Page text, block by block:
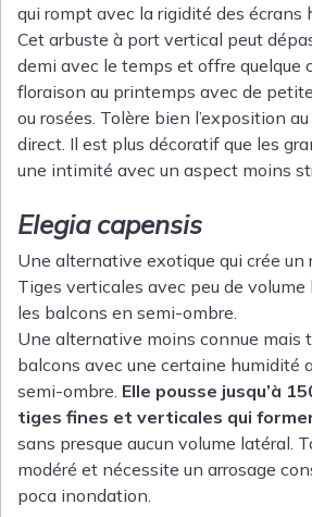
qui rompt avec la rigidité des écrans
Cet arbuste à port vertical peut
demi avec le temps et offre quelque
floraison au printemps avec de
ou rosées. Tolère bien l’exposition
direct. Il est plus décoratif que les
une intimité avec un aspect moins
Elegia capensis
Une alternative exotique qui crée un
Tiges verticales avec peu de volume
les balcons en semi-ombre.
Une alternative moins connue mais
balcons avec une certaine humidité
semi-ombre. Elle pousse jusqu’à
tiges fines et verticales qui
sans presque aucun volume latéral.
modéré et nécessite un arrosage
poca inondation.